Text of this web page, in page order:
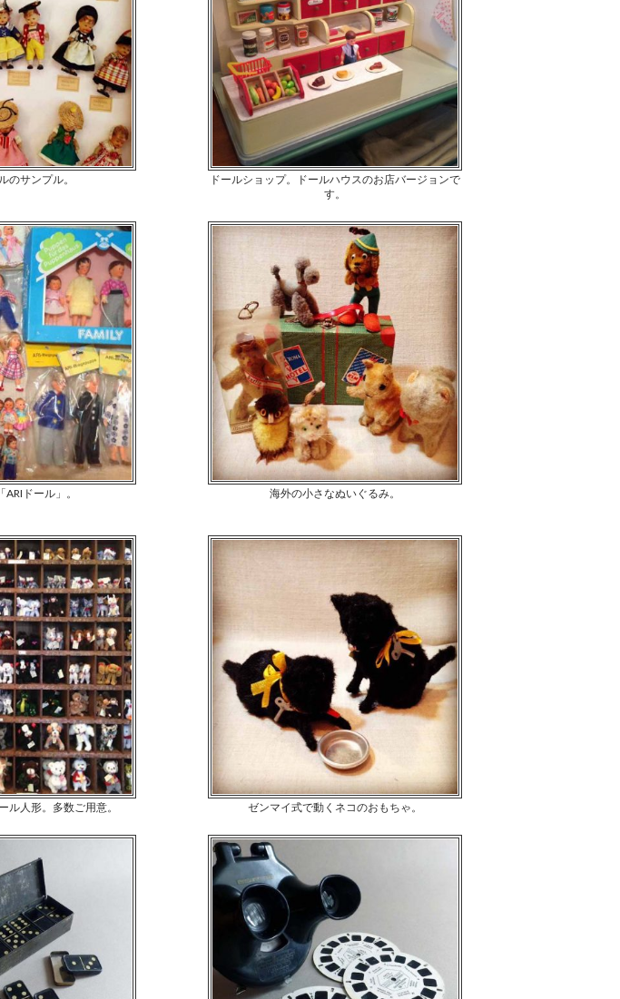
のサンプル。
ドールショップ。ドールハウスのお店バージョンで
す。
ドール」。 海外の小さなぬいぐるみ。
ル人形。多数ご用意。 ゼンマイ式で動くネコのおもちゃ。